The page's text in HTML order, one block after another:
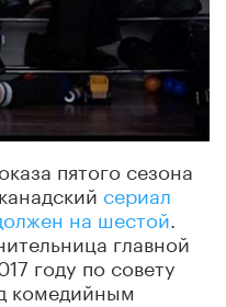
пятого сезона
сериал
на шестой
главной
году по совету
комедийным